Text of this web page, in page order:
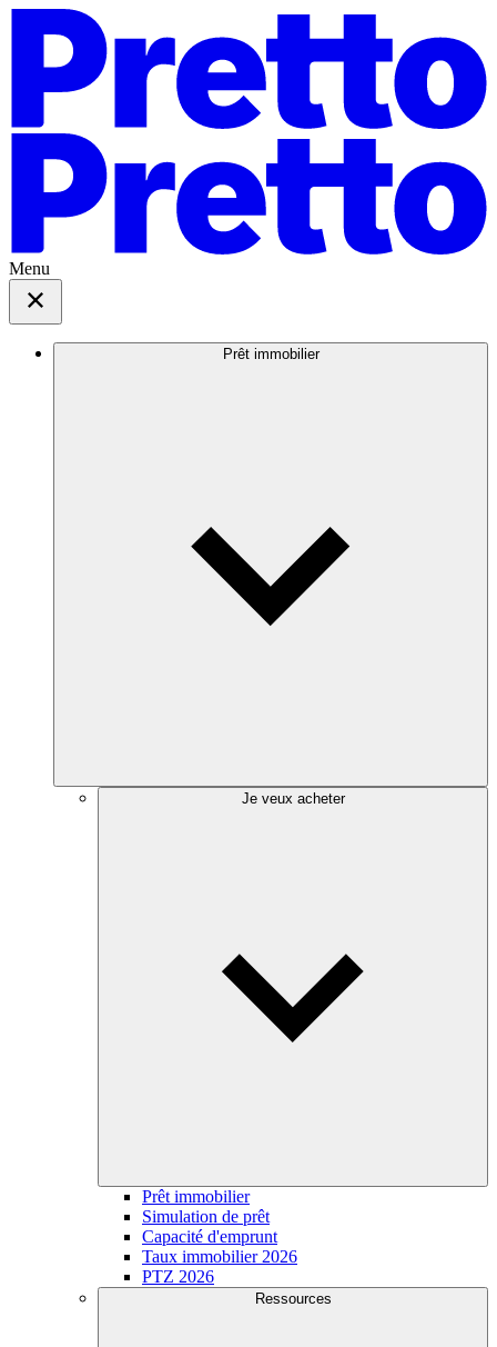
Menu
Prêt immobilier
Je veux acheter
Prêt immobilier
Simulation de prêt
Capacité d'emprunt
Taux immobilier 2026
PTZ 2026
Ressources